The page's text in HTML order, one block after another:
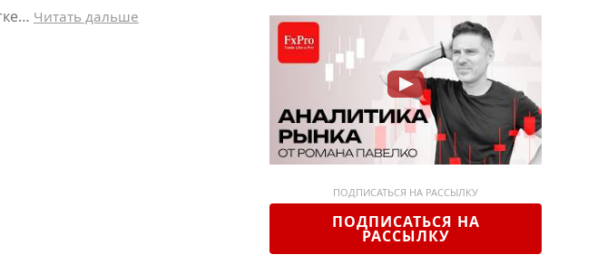
Читать дальше
ПОДПИСАТЬСЯ НА РАССЫЛКУ
ПОДПИСАТЬСЯ НА
РАССЫЛКУ